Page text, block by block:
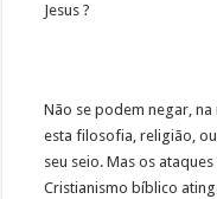
Jesus ?
Não se podem negar,
esta filosofia, religião,
seu seio. Mas os
Cristianismo bíblico